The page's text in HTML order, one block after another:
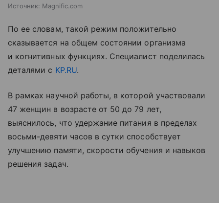
Источник: Magnific.com
По ее словам, такой режим положительно
сказывается на общем состоянии организма
и когнитивных функциях. Специалист поделилась
деталями с KP.RU.
В рамках научной работы, в которой участвовали
47 женщин в возрасте от 50 до 79 лет,
выяснилось, что удержание питания в пределах
восьми-девяти часов в сутки способствует
улучшению памяти, скорости обучения и навыков
решения задач.